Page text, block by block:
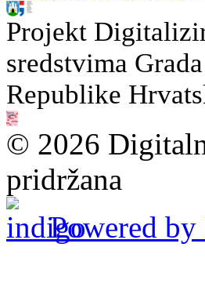
Projekt
sredstvima
Republike
© 2026
pridržana
Powered